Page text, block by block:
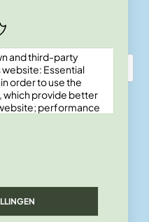
and third-party
Essential
order to use the
provide better
performance
and marketing
relevant
choose "ACCEPT
at any time
waarden en